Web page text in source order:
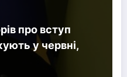
про вступ
у червні,